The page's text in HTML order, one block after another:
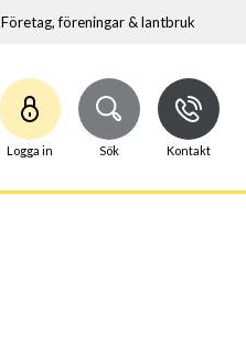
Företag, föreningar & lantbruk
Logga in Sök Kontakt